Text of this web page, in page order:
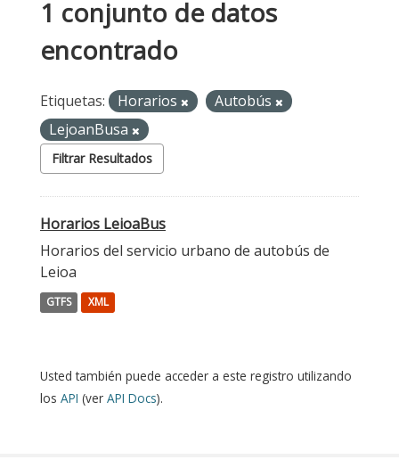
1 conjunto de datos
encontrado
Etiquetas: Horarios
Autobús
LejoanBusa
Filtrar Resultados
Horarios LeioaBus
Horarios del servicio urbano de autobús de
Leioa
GTFS XML
Usted también puede acceder a este registro utilizando
los API (ver API Docs).